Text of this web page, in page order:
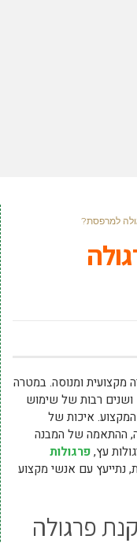
למרפסת?
מקצועית ומנוסה. במטרה
רבות של שימוש
איכות של
ההתאמה של המבנה
עץ,פרגולות
נתייעץ עם אנשי מקצוע
פרגולה